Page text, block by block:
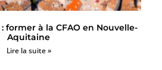
former à la CFAO en Nouvelle-
Aquitaine
Lire la suite »